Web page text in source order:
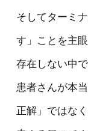
そしてターミ
す」ことを主
存在しない中
患者さんが本
正解」ではな